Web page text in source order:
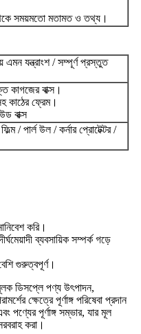
সময়মতো মতামত ও তথ্য।
এমন যন্ত্রাংশ / সম্পূর্ণ প্রস্তুত
কাগজের বাক্স।
কাঠের ফ্রেম।
বাক্স
/ পার্ল উল / কর্নার প্রোটেক্টর /
করি।
ব্যবসায়িক সম্পর্ক গড়ে
গুরুত্বপূর্ণ।
ডিসপ্লে পণ্য উৎপাদন,
ক্ষেত্রে পূর্ণাঙ্গ পরিষেবা প্রদান
পণ্যের পূর্ণাঙ্গ সম্ভার, যার মূল
করা।